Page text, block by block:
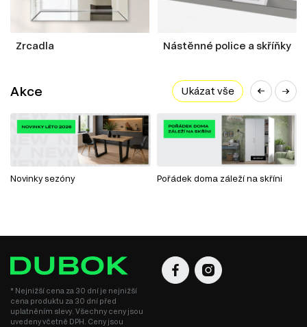
Zrcadla Nástěnné police a skříňky
Akce Ukázat vše
Novinky sezóny Pořádek doma záleží na skříni
* Nejnižší cena za 30 dní je nejnižší
cena produktu za 30 dní před
uplatněním slevy. Všechny ceny jsou
uvedeny včetně DPH. Ceny jsou